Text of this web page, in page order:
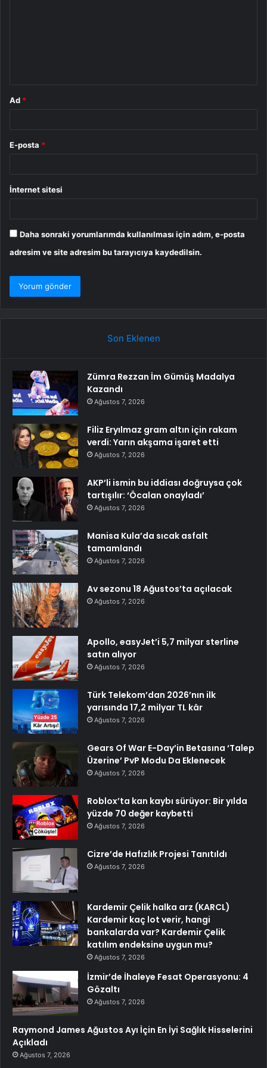
Ad *
E-posta *
İnternet sitesi
Daha sonraki yorumlarımda kullanılması için adım, e-posta
adresim ve site adresim bu tarayıcıya kaydedilsin.
Son Eklenen
Zümra Rezzan İm Gümüş Madalya
Kazandı
Ağustos 7, 2026
Filiz Eryılmaz gram altın için rakam
verdi: Yarın akşama işaret etti
Ağustos 7, 2026
AKP’li ismin bu iddiası doğruysa çok
tartışılır: ‘Öcalan onayladı’
Ağustos 7, 2026
Manisa Kula’da sıcak asfalt
tamamlandı
Ağustos 7, 2026
Av sezonu 18 Ağustos’ta açılacak
Ağustos 7, 2026
Apollo, easyJet’i 5,7 milyar sterline
satın alıyor
Ağustos 7, 2026
Türk Telekom’dan 2026’nın ilk
yarısında 17,2 milyar TL kâr
Ağustos 7, 2026
Gears Of War E-Day’in Betasına ‘Talep
Üzerine’ PvP Modu Da Eklenecek
Ağustos 7, 2026
Roblox’ta kan kaybı sürüyor: Bir yılda
yüzde 70 değer kaybetti
Ağustos 7, 2026
Cizre’de Hafızlık Projesi Tanıtıldı
Ağustos 7, 2026
Kardemir Çelik halka arz (KARCL)
Kardemir kaç lot verir, hangi
bankalarda var? Kardemir Çelik
katılım endeksine uygun mu?
Ağustos 7, 2026
İzmir’de İhaleye Fesat Operasyonu: 4
Gözaltı
Ağustos 7, 2026
Raymond James Ağustos Ayı İçin En İyi Sağlık Hisselerini
Açıkladı
Ağustos 7, 2026